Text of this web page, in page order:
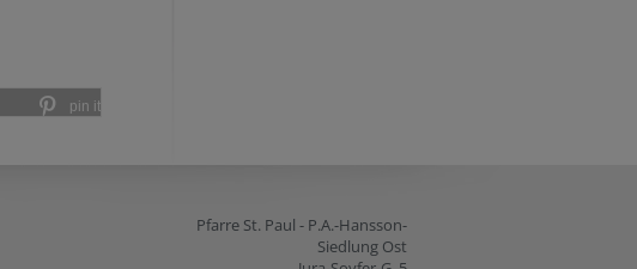
pin it
Pfarre St. Paul - P.A.-Hansson-
Siedlung Ost